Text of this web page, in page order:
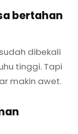
bertahan
dibekali
tinggi. Tapi
makin awet.